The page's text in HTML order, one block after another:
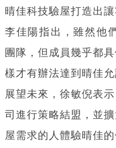
晴佳科技驗屋打造出
李佳陽指出，雖然他
團隊，但成員幾乎都
樣才有辦法達到晴佳
展望未來，徐敏倪表
司進行策略結盟，並
屋需求的人體驗晴佳